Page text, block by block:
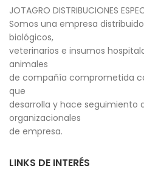
JOTAGRO DISTRIBUCIONES
Somos una empresa
biológicos,
veterinarios e insumos
animales
de compañía comprometida
que
desarrolla y hace seguimiento
organizacionales
de empresa.
LINKS DE INTERÉS